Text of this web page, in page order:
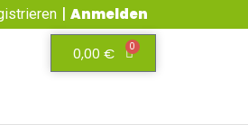
Anmelden
0,00 € 0